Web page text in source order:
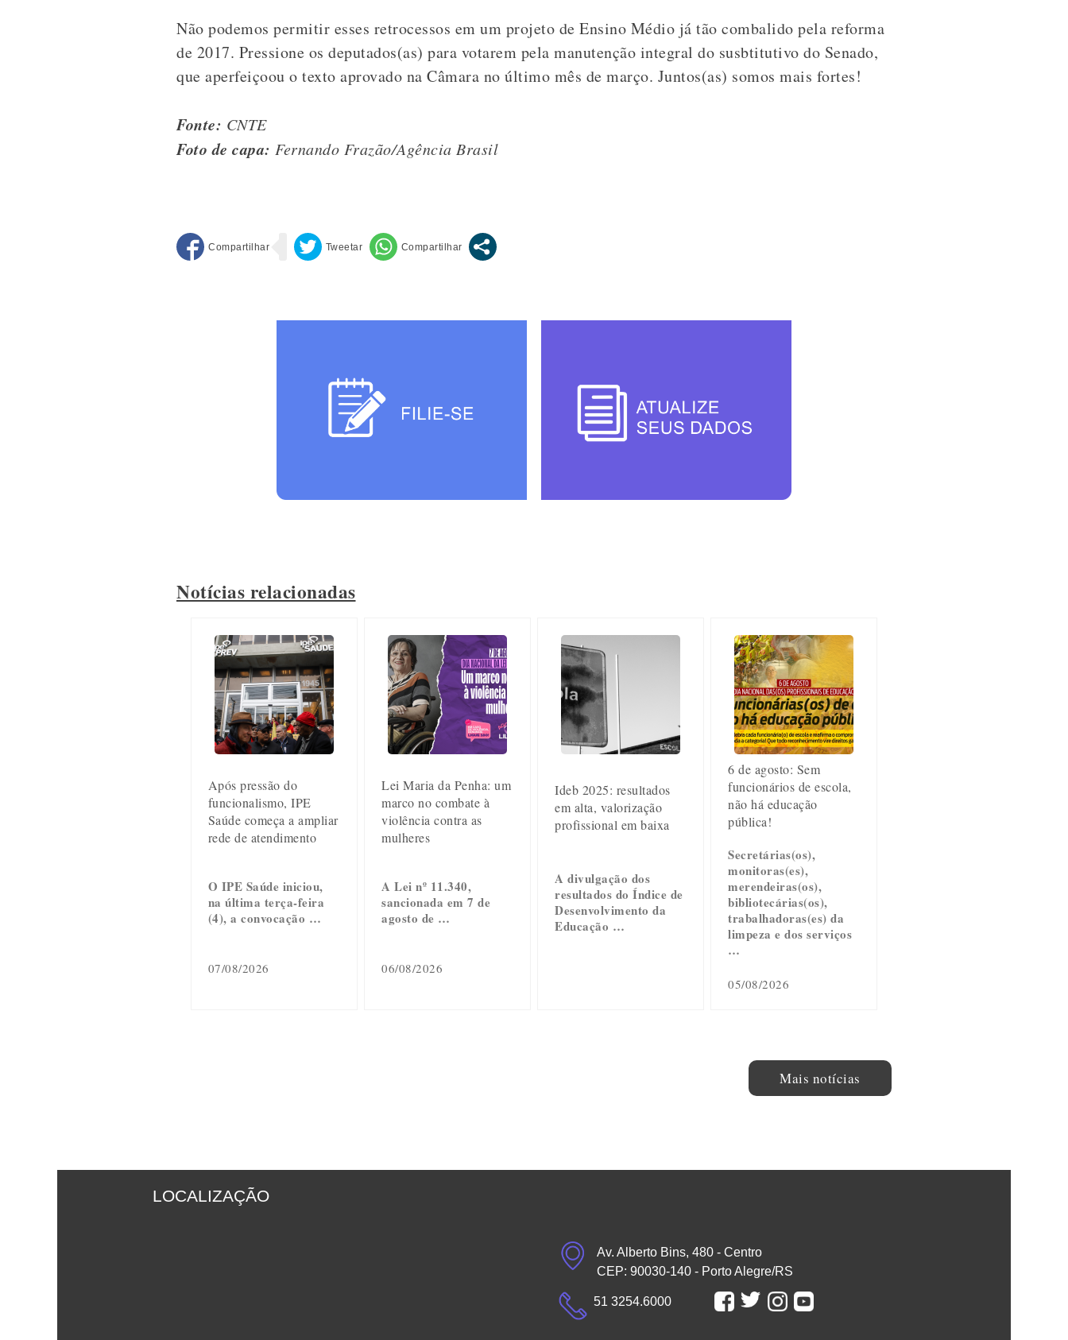
Não podemos permitir esses retrocessos em um projeto de Ensino Médio já tão combalido pela reforma
de 2017. Pressione os deputados(as) para votarem pela manutenção integral do susbtitutivo do Senado,
que aperfeiçoou o texto aprovado na Câmara no último mês de março. Juntos(as) somos mais fortes!
Fonte: CNTE
Foto de capa: Fernando Frazão/Agência Brasil
Notícias relacionadas
Após pressão do
funcionalismo, IPE
Saúde começa a ampliar
rede de atendimento
O IPE Saúde iniciou,
na última terça-feira
(4), a convocação …
07/08/2026
Lei Maria da Penha: um
marco no combate à
violência contra as
mulheres
A Lei nº 11.340,
sancionada em 7 de
agosto de …
06/08/2026
Ideb 2025: resultados
em alta, valorização
profissional em baixa
A divulgação dos
resultados do Índice de
Desenvolvimento da
Educação …
6 de agosto: Sem
funcionários de escola,
não há educação
pública!
Secretárias(os),
monitoras(es),
merendeiras(os),
bibliotecárias(os),
trabalhadoras(es) da
limpeza e dos serviços
…
05/08/2026
Mais notícias
LOCALIZAÇÃO
Av. Alberto Bins, 480 - Centro
CEP: 90030-140 - Porto Alegre/RS
51 3254.6000